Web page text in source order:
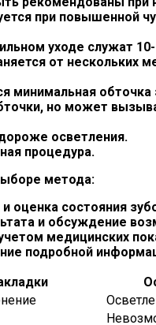
при повышенной
уходе служат
от нескольких
минимальная
но может
осветления.
процедура.
метода:
оценка состояния
и обсуждение
медицинских
подробной